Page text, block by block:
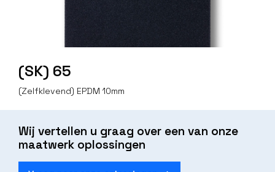
(SK) 65
(Zelfklevend) EPDM 10mm
Wij vertellen u graag over een van onze
maatwerk oplossingen